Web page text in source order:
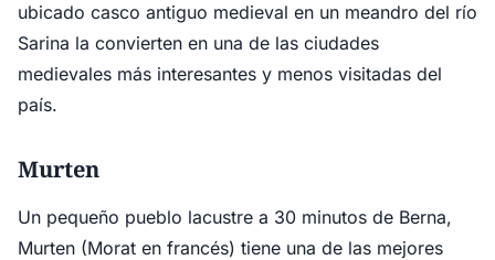
ubicado casco antiguo medieval en un meandro del río
Sarina la convierten en una de las ciudades
medievales más interesantes y menos visitadas del
país.
Murten
Un pequeño pueblo lacustre a 30 minutos de Berna,
Murten (Morat en francés) tiene una de las mejores